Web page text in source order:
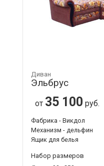
Диван
Эльбрус
от 35 100 руб.
Фабрика - Викдол
Механизм - дельфин
Ящик для белья
Набор размеров